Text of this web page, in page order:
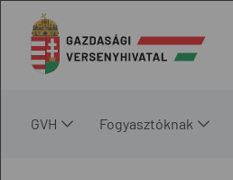
GVH Fogyasztóknak